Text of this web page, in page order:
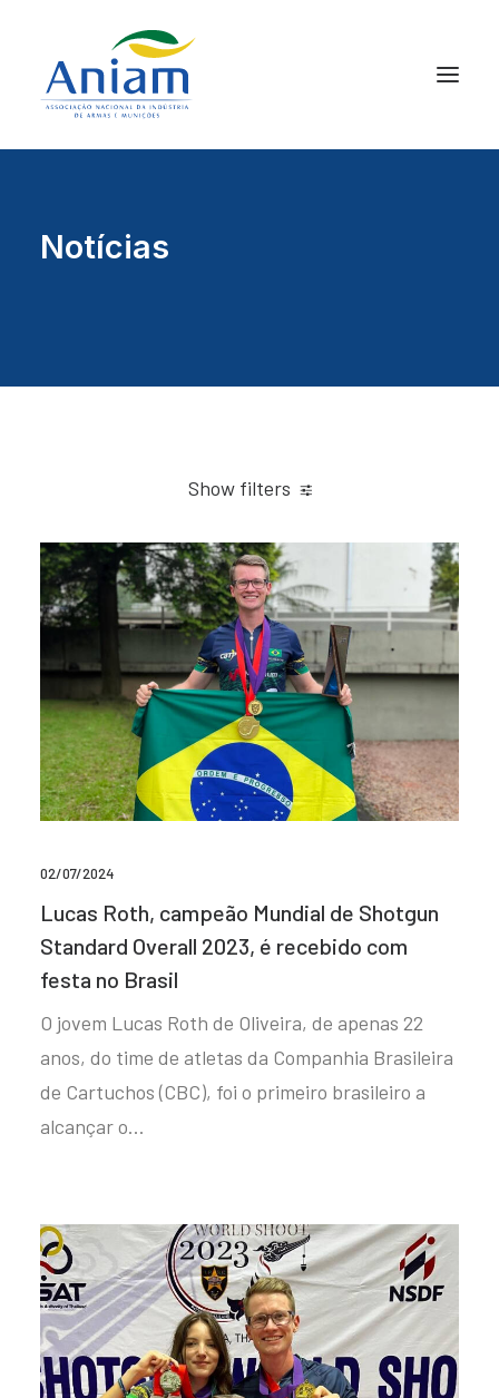
Notícias
Show filters
02/07/2024
Lucas Roth, campeão Mundial de Shotgun
Standard Overall 2023, é recebido com
festa no Brasil
O jovem Lucas Roth de Oliveira, de apenas 22
anos, do time de atletas da Companhia Brasileira
de Cartuchos (CBC), foi o primeiro brasileiro a
alcançar o…